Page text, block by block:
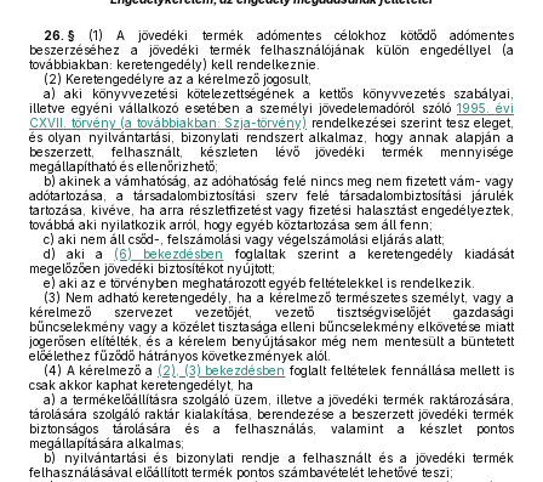
26. § (1) A jövedéki termék adómentes célokhoz kötődő adómentes
beszerzéséhez a jövedéki termék felhasználójának külön engedéllyel (a
továbbiakban: keretengedély) kell rendelkeznie.
(2) Keretengedélyre az a kérelmező jogosult,
a) aki könyvvezetési kötelezettségének a kettős könyvvezetés szabályai,
illetve egyéni vállalkozó esetében a személyi jövedelemadóról szóló 1995. évi
CXVII. törvény (a továbbiakban: Szja-törvény) rendelkezései szerint tesz eleget,
és olyan nyilvántartási, bizonylati rendszert alkalmaz, hogy annak alapján a
beszerzett, felhasznált, készleten lévő jövedéki termék mennyisége
megállapítható és ellenőrizhető;
b) akinek a vámhatóság, az adóhatóság felé nincs meg nem fizetett vám- vagy
adótartozása, a társadalombiztosítási szerv felé társadalombiztosítási járulék
tartozása, kivéve, ha arra részletfizetést vagy fizetési halasztást engedélyeztek,
továbbá aki nyilatkozik arról, hogy egyéb köztartozása sem áll fenn;
c) aki nem áll csőd-, felszámolási vagy végelszámolási eljárás alatt;
d) aki a (6) bekezdésben
foglaltak szerint a keretengedély kiadását
megelőzően jövedéki biztosítékot nyújtott;
e) aki az e törvényben meghatározott egyéb feltételekkel is rendelkezik.
(3) Nem adható keretengedély, ha a kérelmező természetes személyt, vagy a
kérelmező szervezet vezetőjét, vezető tisztségviselőjét gazdasági
bűncselekmény vagy a közélet tisztasága elleni bűncselekmény elkövetése miatt
jogerősen elítélték, és a kérelem benyújtásakor még nem mentesült a büntetett
előélethez fűződő hátrányos következmények alól.
(4) A kérelmező a (2), (3) bekezdésben foglalt feltételek fennállása mellett is
csak akkor kaphat keretengedélyt, ha
a) a termékelőállításra szolgáló üzem, illetve a jövedéki termék raktározására,
tárolására szolgáló raktár kialakítása, berendezése a beszerzett jövedéki termék
biztonságos tárolására és a felhasználás, valamint a készlet pontos
megállapítására alkalmas;
b) nyilvántartási és bizonylati rendje a felhasznált és a jövedéki termék
felhasználásával előállított termék pontos számbavételét lehetővé teszi;